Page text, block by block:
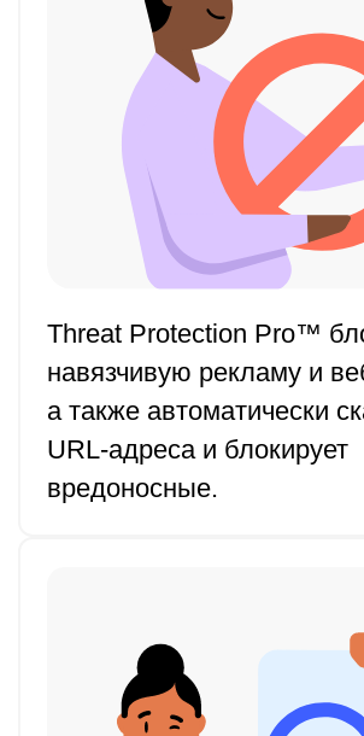
Threat Protection Pro™
навязчивую рекламу и
а также автоматически
URL-адреса и блокирует
вредоносные.